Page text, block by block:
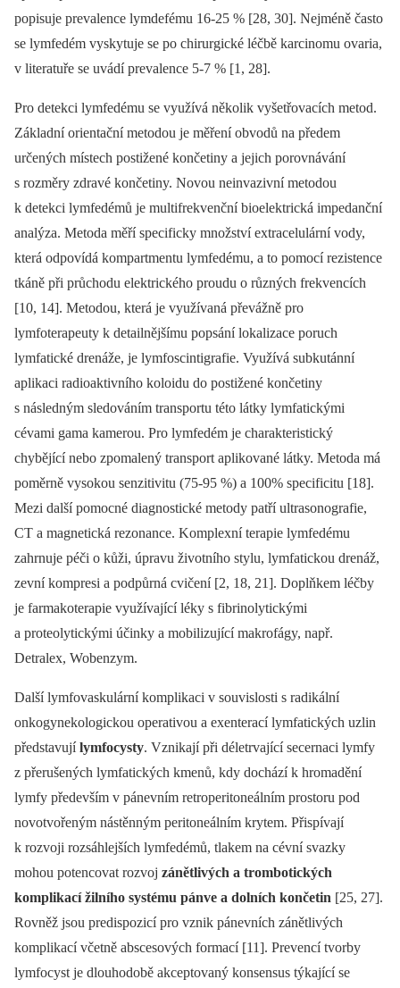
popisuje prevalence lymdefému 16-25 % [28, 30]. Nejméně často
se lymfedém vyskytuje se po chirurgické léčbě karcinomu ovaria,
v literatuře se uvádí prevalence 5-7 % [1, 28].
Pro detekci lymfedému se využívá několik vyšetřovacích metod.
Základní orientační metodou je měření obvodů na předem
určených místech postižené končetiny a jejich porovnávání
s rozměry zdravé končetiny. Novou neinvazivní metodou
k detekci lymfedémů je multifrekvenční bioelektrická impedanční
analýza. Metoda měří specificky množství extracelulární vody,
která odpovídá kompartmentu lymfedému, a to pomocí rezistence
tkáně při průchodu elektrického proudu o různých frekvencích
[10, 14]. Metodou, která je využívaná převážně pro
lymfoterapeuty k detailnějšímu popsání lokalizace poruch
lymfatické drenáže, je lymfoscintigrafie. Využívá subkutánní
aplikaci radioaktivního koloidu do postižené končetiny
s následným sledováním transportu této látky lymfatickými
cévami gama kamerou. Pro lymfedém je charakteristický
chybějící nebo zpomalený transport aplikované látky. Metoda má
poměrně vysokou senzitivitu (75-95 %) a 100% specificitu [18].
Mezi další pomocné diagnostické metody patří ultrasonografie,
CT a magnetická rezonance. Komplexní terapie lymfedému
zahrnuje péči o kůži, úpravu životního stylu, lymfatickou drenáž,
zevní kompresi a podpůrná cvičení [2, 18, 21]. Doplňkem léčby
je farmakoterapie využívající léky s fibrinolytickými
a proteolytickými účinky a mobilizující makrofágy, např.
Detralex, Wobenzym.
Další lymfovaskulární komplikaci v souvislosti s radikální
onkogynekologickou operativou a exenterací lymfatických uzlin
představujílymfocysty. Vznikají při déletrvající secernaci lymfy
z přerušených lymfatických kmenů, kdy dochází k hromadění
lymfy především v pánevním retroperitoneálním prostoru pod
novotvořeným nástěnným peritoneálním krytem. Přispívají
k rozvoji rozsáhlejších lymfedémů, tlakem na cévní svazky
mohou potencovat rozvoj zánětlivých a trombotických
komplikací žilního systému pánve a dolních končetin [25, 27].
Rovněž jsou predispozicí pro vznik pánevních zánětlivých
komplikací včetně abscesových formací [11]. Prevencí tvorby
lymfocyst je dlouhodobě akceptovaný konsensus týkající se